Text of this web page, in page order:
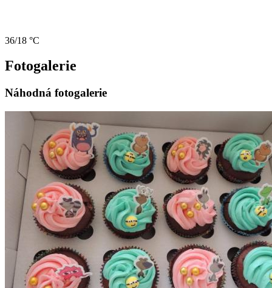
36/18 °C
Fotogalerie
Náhodná fotogalerie